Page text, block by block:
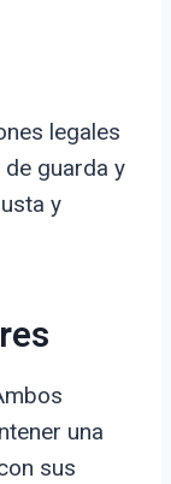
legales
guarda y
y
una
sus